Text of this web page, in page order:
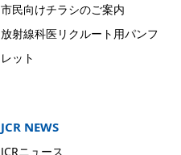
市民向けチラシのご案内
放射線科医リクルート用パンフ
レット
JCR NEWS
JCRニュース